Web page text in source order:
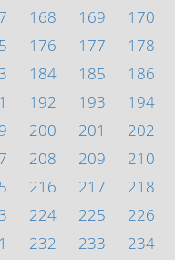
168 169 170
176 177 178
184 185 186
192 193 194
200 201 202
208 209 210
216 217 218
224 225 226
232 233 234